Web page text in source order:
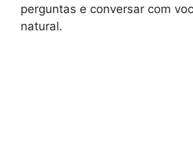
perguntas e conversar com
natural.